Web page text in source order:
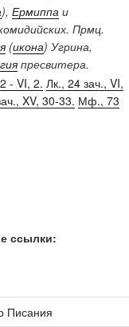
), Ермиппаи
Прмц.
(икона) Угрина,
пресвитера.
- VI, 2. Лк., 24 зач., VI,
XV, 30-33. Мф., 73
ссылки:
Писания